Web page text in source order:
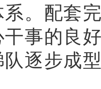
。配套
事的良
逐步成